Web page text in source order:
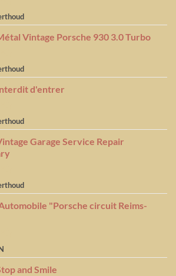
Vintage Porsche 930 3.0 Turbo
d'entrer
Garage Service Repair
"Porsche circuit Reims-
and Smile